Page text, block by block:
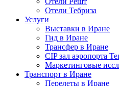
Отели Тебриза
Услуги
Выставки в Иране
Гид в Иране
Трансфер в Иране
CIP зал аэропорта
Маркетинговые
Транспорт в Иране
Перелеты в Иране